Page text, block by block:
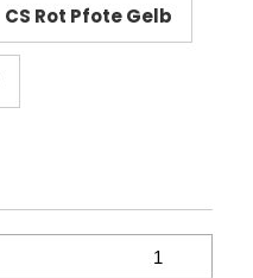
CS Rot Pfote Gelb